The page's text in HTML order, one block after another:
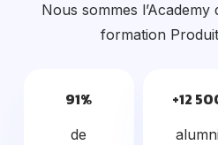
Nous sommes
formation
91%
de
+12
alumni